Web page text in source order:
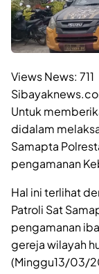
Views News: 711
Untuk
didalam
Samapta
pengamanan
Hal ini terlihat
Patroli Sat
pengamanan
gereja wilayah
(Minggu13/03/